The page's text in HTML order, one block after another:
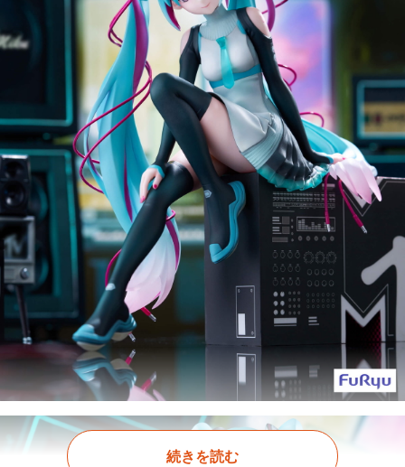
続きを読む